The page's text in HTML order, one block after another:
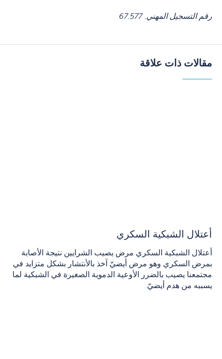
رقم التسجيل المهني .
67.577
مقالات ذات علاقة
أعتلال الشبكية السكري
أعتلال الشبكية السكري مرض يصيب الشرايين نتيجة الأصابة
بمرض السكري وهو مرض أيضيّ آخذ بالأنتشار بشكل متزايد في
مجتمعنا يصيب بالضرر الأوعية الدموية الصغيرة في الشبكية لما
يسببه من هدم أيضيّ.